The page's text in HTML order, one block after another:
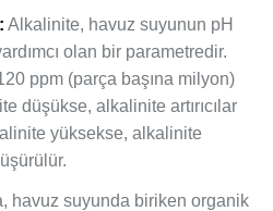
Alkalinite, havuz suyunun pH
olan bir parametredir.
ppm (parça başına milyon)
düşükse, alkalinite artırıcılar
yüksekse, alkalinite
havuz suyunda biriken organik